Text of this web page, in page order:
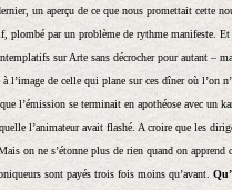
un aperçu de ce que nous promettait cette
plombé par un problème de rythme manifeste. Et
sur Arte sans décrocher pour autant –
à l’image de celle qui plane sur ces dîner où l’on
l’émission se terminait en apothéose avec un
l’animateur avait flashé. A croire que les
on ne s’étonne plus de rien quand on apprend
sont payés trois fois moins qu’avant.